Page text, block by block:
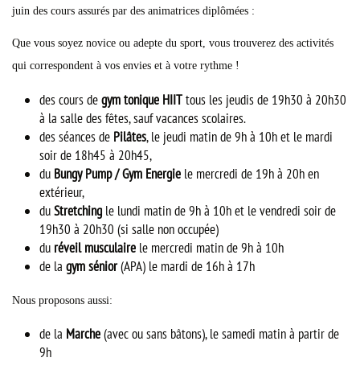
juin des cours assurés par des animatrices diplômées :
Que vous soyez novice ou adepte du sport, vous trouverez des activités
qui correspondent à vos envies et à votre rythme !
des cours degym tonique HIITtous les jeudis de 19h30 à 20h30
à la salle des fêtes, sauf vacances scolaires.
des séances de Pilâtes, le jeudi matin de 9h à 10h et le mardi
soir de 18h45 à 20h45,
du Bungy Pump / Gym Energie le mercredi de 19h à 20h en
extérieur,
duStretchingle lundi matin de 9h à 10h et le vendredi soir de
19h30 à 20h30 (si salle non occupée)
du réveil musculairele mercredi matin de 9h à 10h
de la gym sénior(APA) le mardi de 16h à 17h
Nous proposons aussi:
de la Marche(avec ou sans bâtons), le samedi matin à partir de
9h